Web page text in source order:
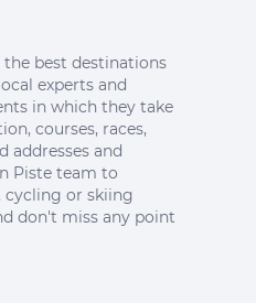
best destinations
experts and
in which they take
courses, races,
addresses and
Piste team to
cycling or skiing
don't miss any point